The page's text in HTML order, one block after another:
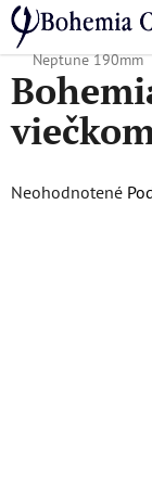
Prejsť
na
obsah
Domov
/ Obľúbené
Neptune 190mm
Priemerné
Neohodnotené